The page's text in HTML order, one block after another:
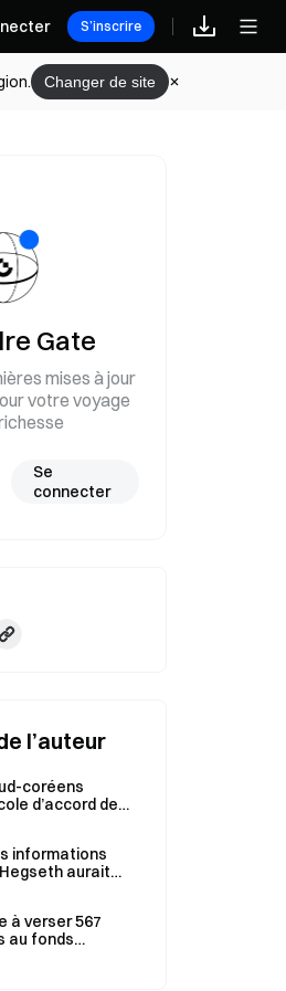
S’inscrire
Changer de site
Gate
mises à jour
votre voyage
Se
connecter
l’auteur
coréens
d’accord de
politique
informations
aurait
en raison
à verser 567
au fonds
Nouveau-